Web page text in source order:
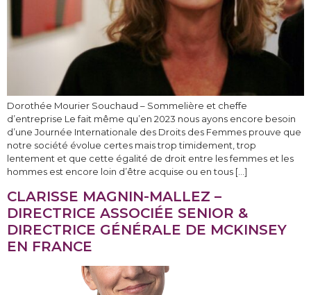
Dorothée Mourier Souchaud – Sommelière et cheffe
d’entreprise Le fait même qu’en 2023 nous ayons encore besoin
d’une Journée Internationale des Droits des Femmes prouve que
notre société évolue certes mais trop timidement, trop
lentement et que cette égalité de droit entre les femmes et les
hommes est encore loin d’être acquise ou en tous […]
CLARISSE MAGNIN-MALLEZ –
DIRECTRICE ASSOCIÉE SENIOR &
DIRECTRICE GÉNÉRALE DE MCKINSEY
EN FRANCE